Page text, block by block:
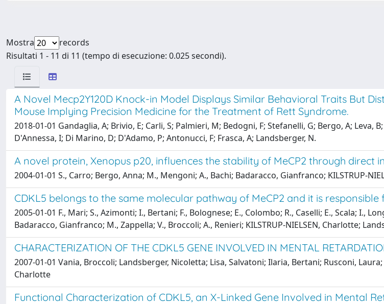
Mostra
records
Risultati 1 - 11 di 11 (tempo di esecuzione: 0.025 secondi).
A Novel Mecp2Y120D Knock-in Model Displays Similar Behavioral Traits But
Mouse Implying Precision Medicine for the Treatment of Rett Syndrome.
2018-01-01 Gandaglia, A; Brivio, E; Carli, S; Palmieri, M; Bedogni, F; Stefanelli, G; Bergo, A; Leva,
D'Annessa, I; Di Marino, D; D'Adamo, P; Antonucci, F; Frasca, A; Landsberger, N.
A novel protein, Xenopus p20, influences the stability of MeCP2 through direct
2004-01-01 S., Carro; Bergo, Anna; M., Mengoni; A., Bachi; Badaracco, Gianfranco; KILSTRUP-
CDKL5 belongs to the same molecular pathway of MeCP2 and it is
2005-01-01 F., Mari; S., Azimonti; I., Bertani; F., Bolognese; E., Colombo; R., Caselli; E., Scala; I.,
Badaracco, Gianfranco; M., Zappella; V., Broccoli; A., Renieri; KILSTRUP-NIELSEN, Charlotte;
CHARACTERIZATION OF THE CDKL5 GENE INVOLVED IN MENTAL
2007-01-01 Vania, Broccoli; Landsberger, Nicoletta; Lisa, Salvatoni; Ilaria, Bertani; Rusconi,
Charlotte
Functional Characterization of CDKL5, an X-Linked Gene Involved in Mental